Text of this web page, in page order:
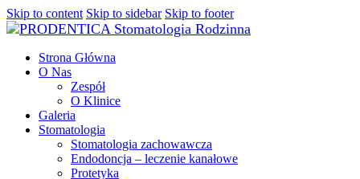
Skip to content Skip to sidebar Skip to footer
Strona Główna
O Nas
Zespół
O Klinice
Galeria
Stomatologia
Stomatologia zachowawcza
Endodoncja – leczenie kanałowe
Protetyka